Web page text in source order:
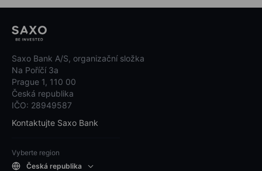
Saxo Bank A/S, organizační složka
Na Poříčí 3a
Prague 1, 110 00
Česká republika
IČO: 28949587
Kontaktujte Saxo Bank
Vyberte region
Česká republika